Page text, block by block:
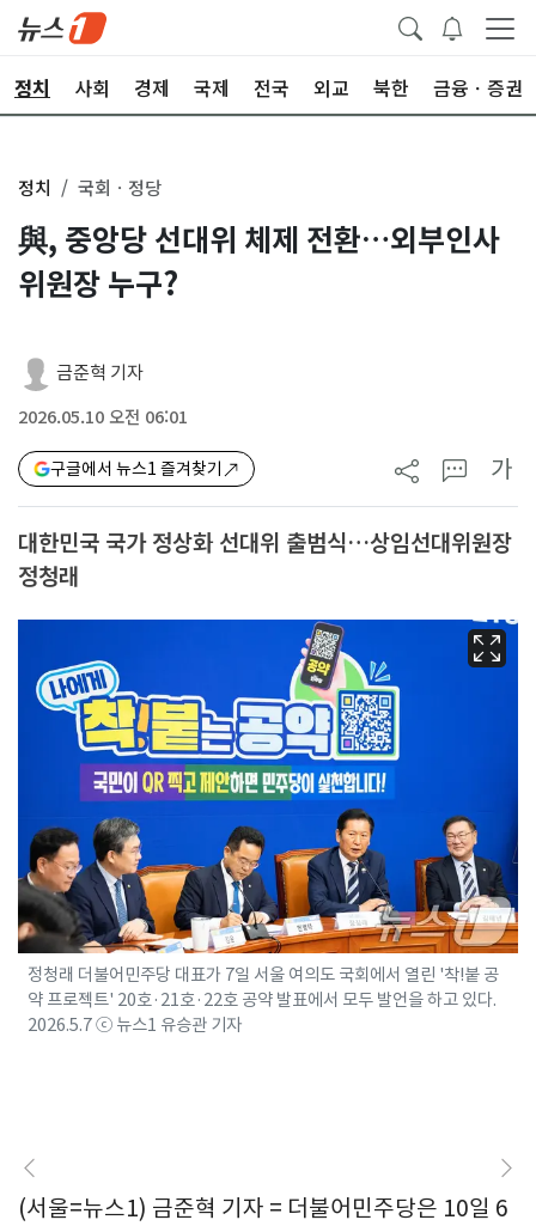
정치 사회 경제 국제 전국 외교 북한 금융ㆍ증권
정치 국회ㆍ정당
與, 중앙당 선대위 체제 전환…외부인사
위원장 누구?
금준혁 기자
2026.05.10 오전 06:01
구글에서 뉴스1 즐겨찾기 가
대한민국 국가 정상화 선대위 출범식…상임선대위원장
정청래
정청래 더불어민주당 대표가 7일 서울 여의도 국회에서 열린 '착!붙 공
약 프로젝트' 20호·21호·22호 공약 발표에서 모두 발언을 하고 있다.
2026.5.7 ⓒ 뉴스1 유승관 기자
(서울=뉴스1) 금준혁 기자 = 더불어민주당은 10일 6